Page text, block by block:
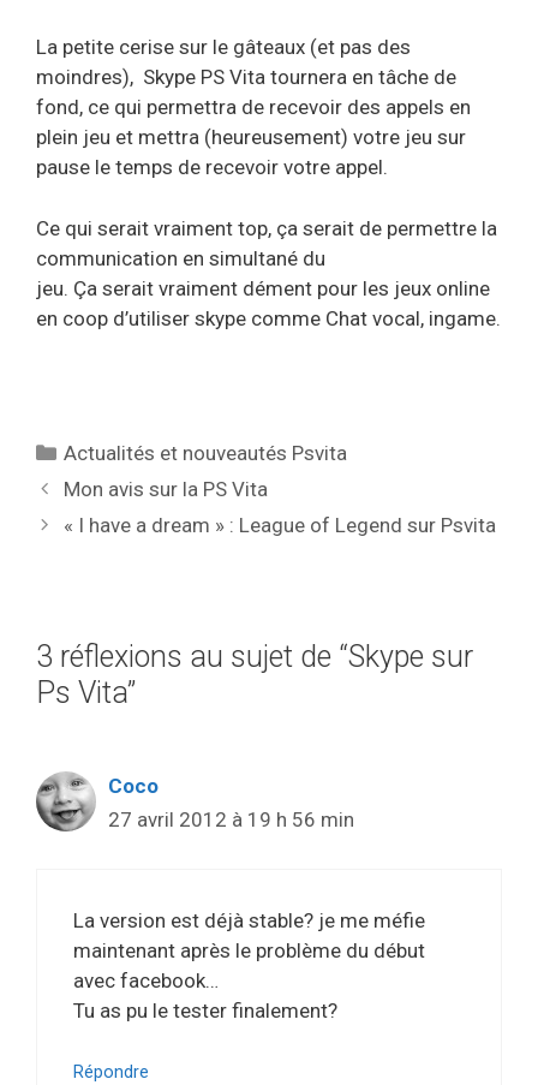
La petite cerise sur le gâteaux (et pas des
moindres), Skype PS Vita tournera en tâche de
fond, ce qui permettra de recevoir des appels en
plein jeu et mettra (heureusement) votre jeu sur
pause le temps de recevoir votre appel.
Ce qui serait vraiment top, ça serait de permettre la
communication en simultané du
jeu. Ça serait vraiment dément pour les jeux online
en coop d’utiliser skype comme Chat vocal, ingame.
Catégories
Actualités et nouveautés Psvita
Mon avis sur la PS Vita
« I have a dream » : League of Legend sur Psvita
3 réflexions au sujet de “Skype sur
Ps Vita”
Coco
27 avril 2012 à 19 h 56 min
La version est déjà stable? je me méfie
maintenant après le problème du début
avec facebook…
Tu as pu le tester finalement?
Répondre